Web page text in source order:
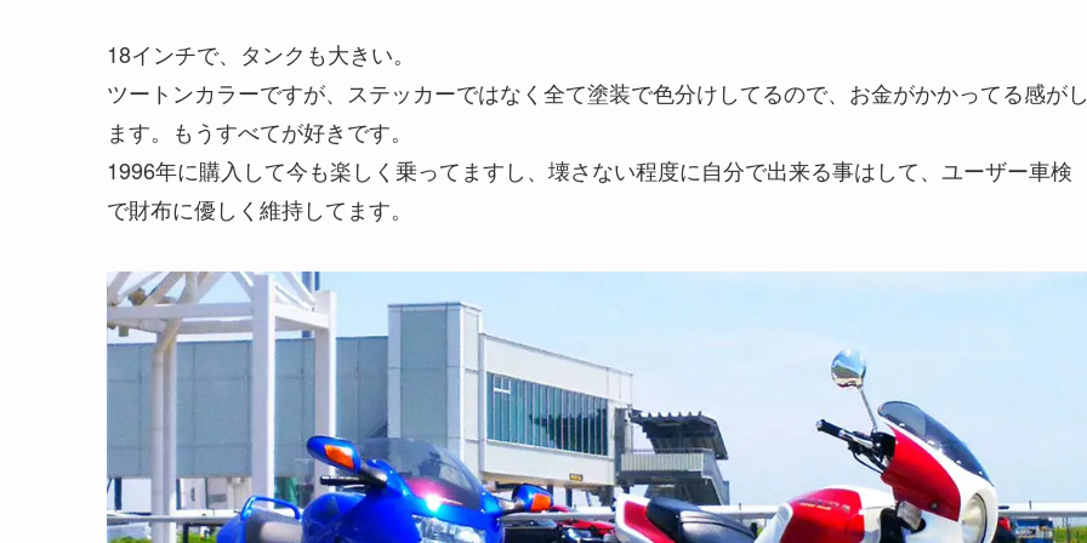
18インチで、タンクも大きい。
ツートンカラーですが、ステッカーではなく全て塗装で色分けしてるので、お金がかかってる感が
ます。もうすべてが好きです。
1996年に購入して今も楽しく乗ってますし、壊さない程度に自分で出来る事はして、ユーザー車検
で財布に優しく維持してます。